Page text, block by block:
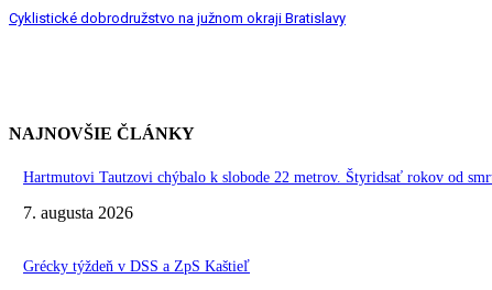
Cyklistické dobrodružstvo na južnom okraji Bratislavy
NAJNOVŠIE ČLÁNKY
Hartmutovi Tautzovi chýbalo k slobode 22 metrov. Štyridsať rokov od
7. augusta 2026
Grécky týždeň v DSS a ZpS Kaštieľ